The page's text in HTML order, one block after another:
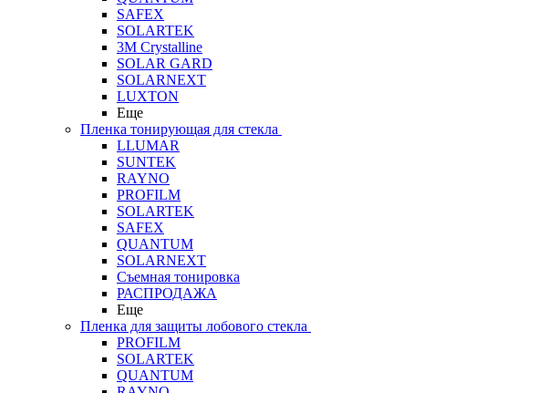
SAFEX
SOLARTEK
3M Crystalline
SOLAR GARD
SOLARNEXT
LUXTON
Еще
Пленка тонирующая для стекла
LLUMAR
SUNTEK
RAYNO
PROFILM
SOLARTEK
SAFEX
QUANTUM
SOLARNEXT
Съемная тонировка
РАСПРОДАЖА
Еще
Пленка для защиты лобового стекла
PROFILM
SOLARTEK
QUANTUM